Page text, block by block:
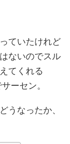
ていたけれど
ないのでスル
てくれる
ーセン。
うなったか、